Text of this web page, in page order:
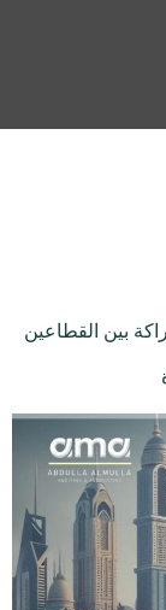
بين القطاعين